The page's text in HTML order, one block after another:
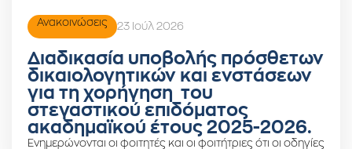
Ανακοινώσεις 23 Ιούλ 2026
Διαδικασία υποβολής πρόσθετων
δικαιολογητικών και ενστάσεων
για τη χορήγηση του
στεγαστικού επιδόματος
ακαδημαϊκού έτους 2025-2026.
Ενημερώνονται οι φοιτητές και οι φοιτήτριες ότι οι οδηγίες